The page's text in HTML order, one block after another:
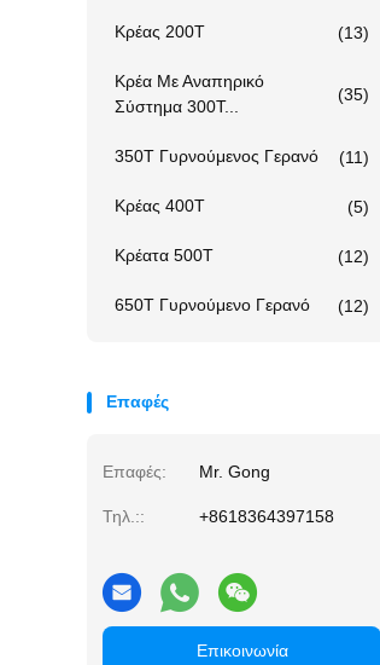
Κρέας 200T (13)
Κρέα Με Αναπηρικό
Σύστημα 300T...
(35)
350T Γυρνούμενος Γερανό (11)
Κρέας 400T (5)
Κρέατα 500T (12)
650T Γυρνούμενο Γερανό (12)
Επαφές
Επαφές: Mr. Gong
Τηλ.:: +8618364397158
Επικοινωνία